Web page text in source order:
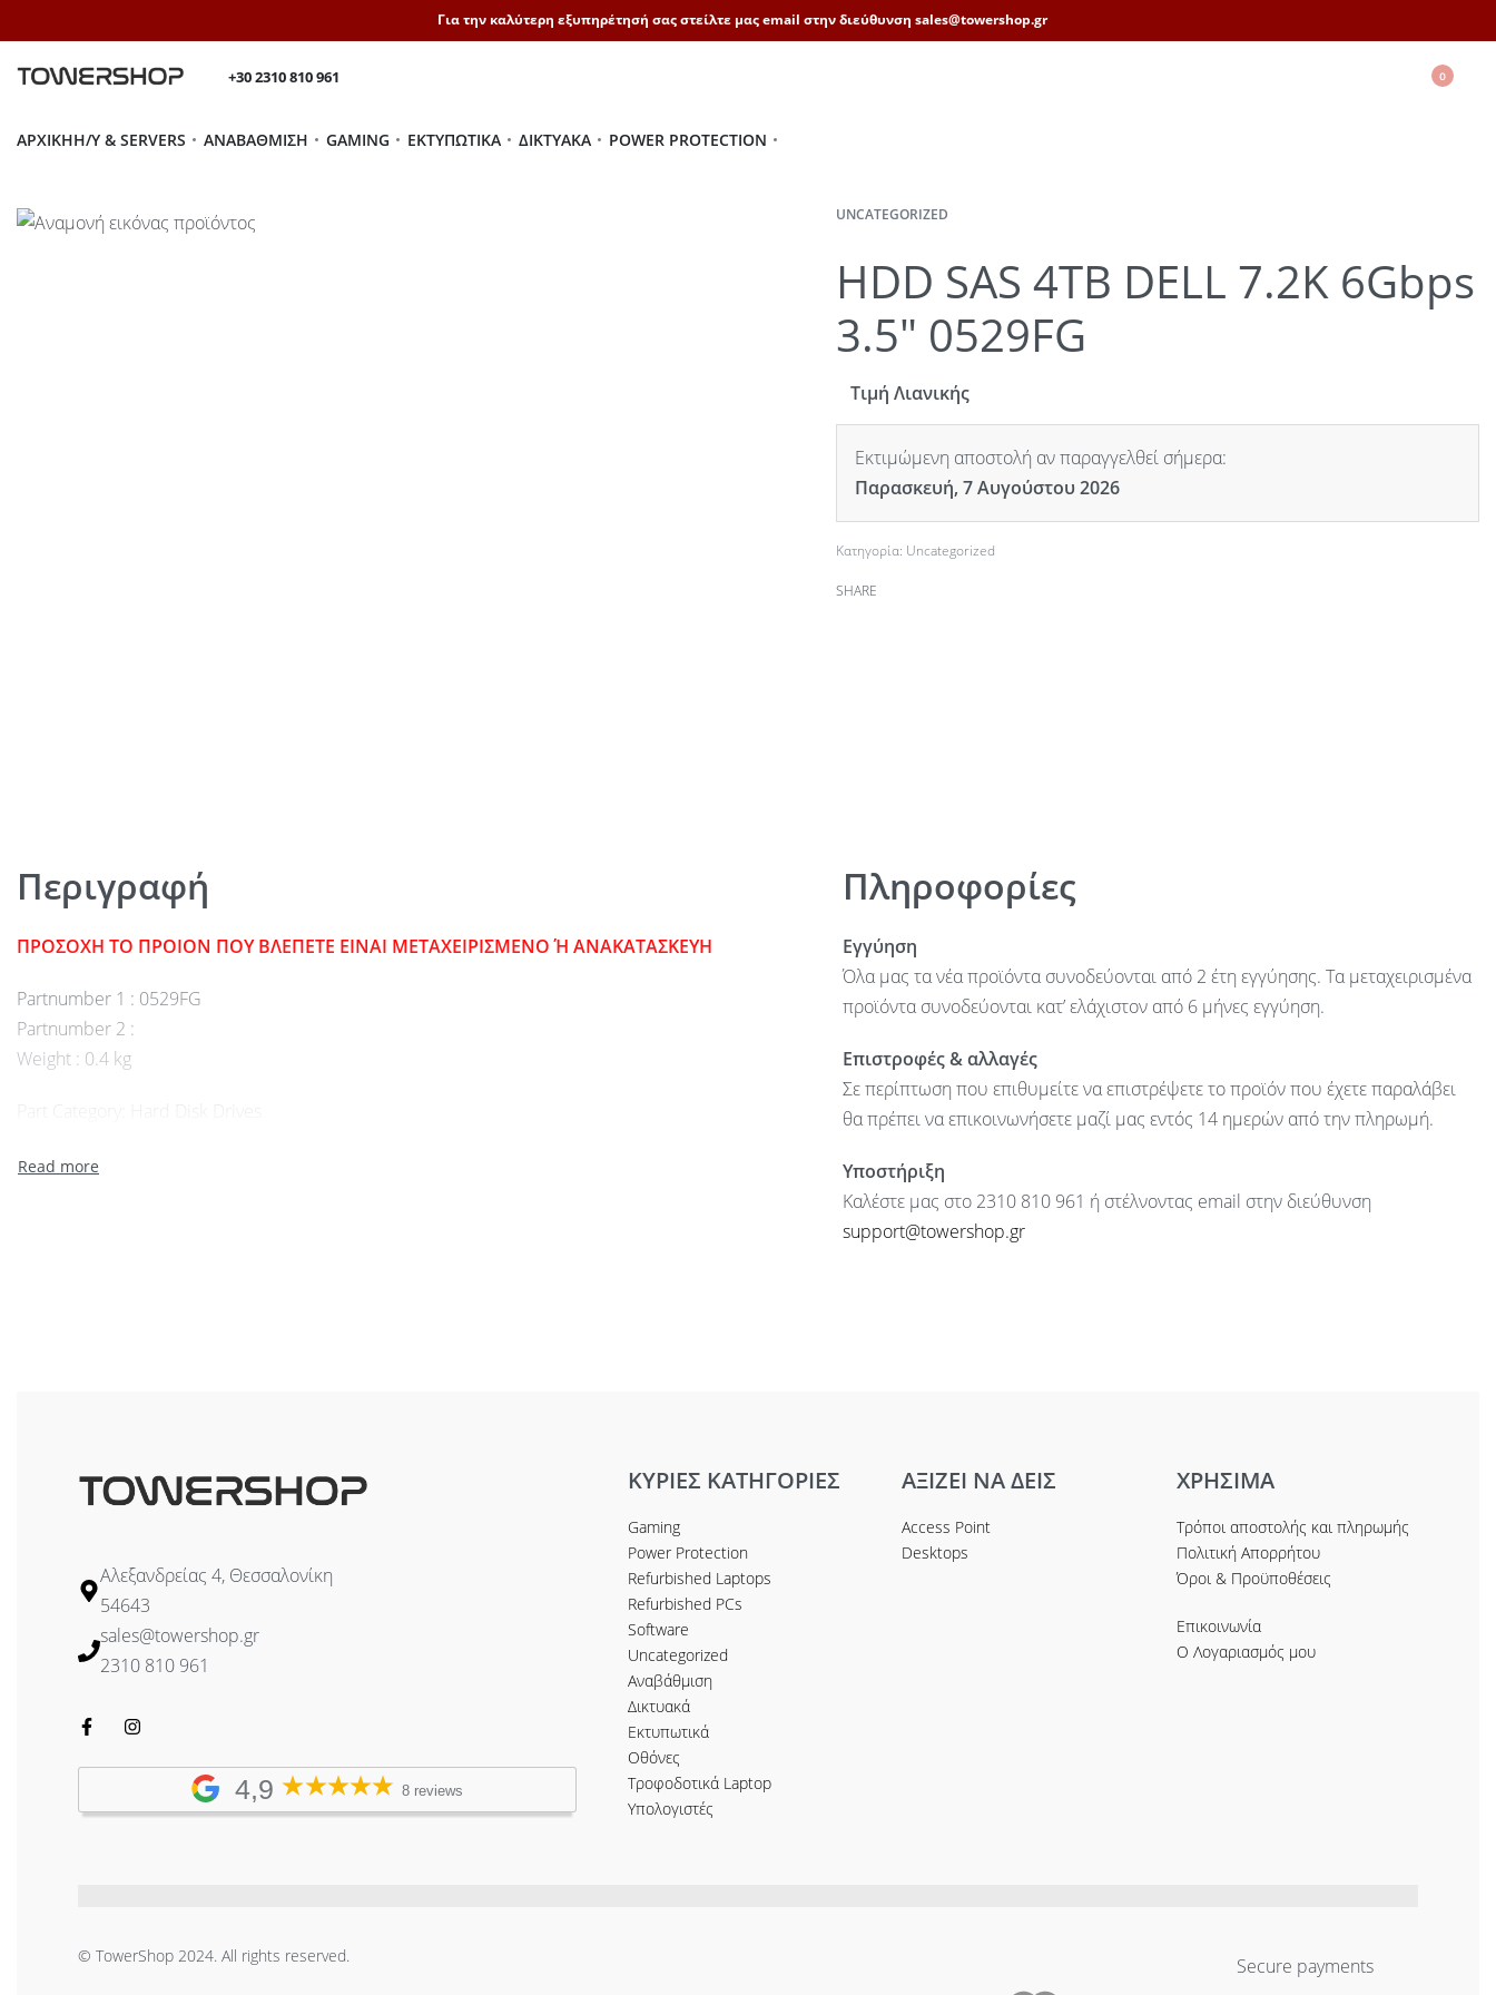
Για την καλύτερη εξυπηρέτησή σας στείλτε μας email στην διεύθυνση sales@towershop.gr
+30 2310 810 961 0
ΑΡΧΙΚΉH/Y & SERVERS ΑΝΑΒΆΘΜΙΣΗ GAMING ΕΚΤΥΠΩΤΙΚΆ ΔΙΚΤΥΑΚΆ POWER PROTECTION
UNCATEGORIZED
HDD SAS 4TB DELL 7.2K 6Gbps
3.5″ 0529FG
Τιμή Λιανικής
Εκτιμώμενη αποστολή αν παραγγελθεί σήμερα:
Παρασκευή, 7 Αυγούστου 2026
Κατηγορία: Uncategorized
SHARE
Περιγραφή
ΠΡΟΣΟΧΗ ΤΟ ΠΡΟΙΟΝ ΠΟΥ ΒΛΕΠΕΤΕ ΕΙΝΑΙ ΜΕΤΑΧΕΙΡΙΣΜΕΝΟ Ή ΑΝΑΚΑΤΑΣΚΕΥΗ
Partnumber 1 : 0529FG
Partnumber 2 :
Weight : 0.4 kg
Πληροφορίες
Εγγύηση
Όλα μας τα νέα προϊόντα συνοδεύονται από 2 έτη εγγύησης. Τα μεταχειρισμένα
προϊόντα συνοδεύονται κατ’ ελάχιστον από 6 μήνες εγγύηση.
Επιστροφές & αλλαγές
Σε περίπτωση που επιθυμείτε να επιστρέψετε το προϊόν που έχετε παραλάβει
θα πρέπει να επικοινωνήσετε μαζί μας εντός 14 ημερών από την πληρωμή.
Υποστήριξη
Καλέστε μας στο 2310 810 961 ή στέλνοντας email στην διεύθυνση
support@towershop.gr
Αλεξανδρείας 4, Θεσσαλονίκη
54643
sales@towershop.gr
2310 810 961
4,9 8 reviews
ΚΥΡΙΕΣ ΚΑΤΗΓΟΡΙΕΣ
Gaming
Power Protection
Refurbished Laptops
Refurbished PCs
Software
Uncategorized
Αναβάθμιση
Δικτυακά
Εκτυπωτικά
Οθόνες
Τροφοδοτικά Laptop
Υπολογιστές
ΑΞΙΖΕΙ ΝΑ ΔΕΙΣ
Access Point
Desktops
ΧΡΗΣΙΜΑ
Τρόποι αποστολής και πληρωμής
Πολιτική Απορρήτου
Όροι & Προϋποθέσεις
Επικοινωνία
Ο Λογαριασμός μου
© TowerShop 2024. All rights reserved. Secure payments